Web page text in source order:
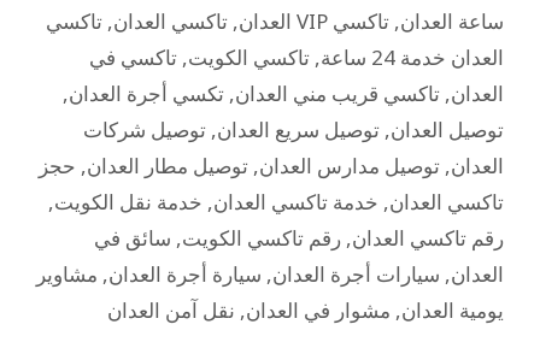
ساعة العدان, تاكسي VIP العدان , تاكسي العدان, تاكسي
العدان خدمة 24 ساعة
, تاكسي الكويت, تاكسي في
العدان, تاكسي قريب مني العدان, تكسي أجرة العدان,
توصيل العدان, توصيل سريع العدان, توصيل شركات
العدان, توصيل مدارس العدان, توصيل مطار العدان, حجز
تاكسي العدان, خدمة تاكسي العدان, خدمة نقل الكويت,
رقم تاكسي العدان, رقم تاكسي الكويت, سائق في
العدان, سيارات أجرة العدان, سيارة أجرة العدان, مشاوير
يومية العدان, مشوار في العدان, نقل آمن العدان